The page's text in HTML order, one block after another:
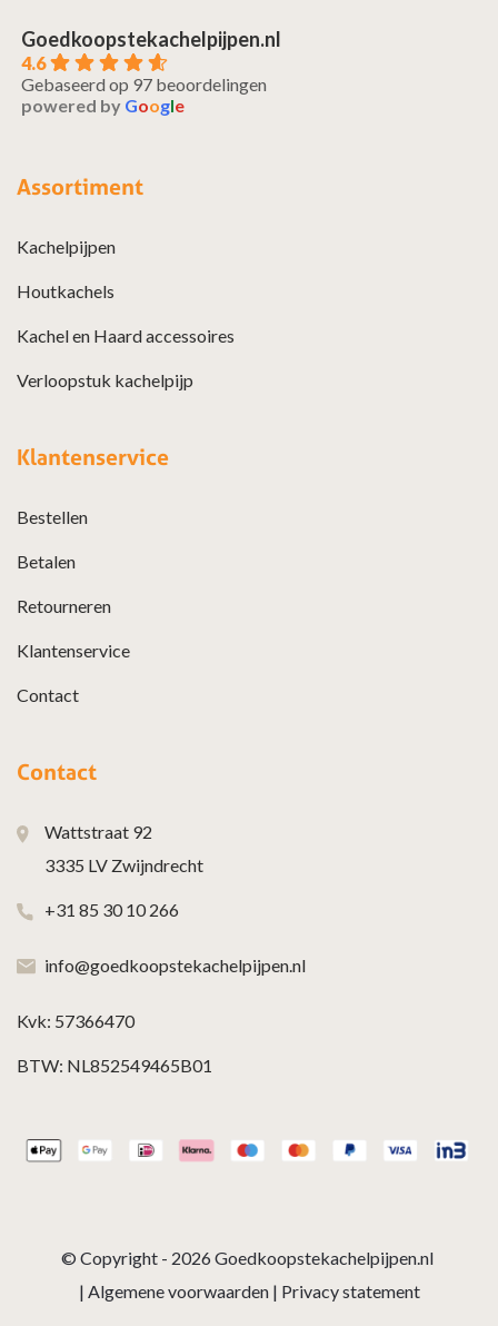
Goedkoopstekachelpijpen.nl
4.6
Gebaseerd op 97 beoordelingen
powered by Google
Assortiment
Kachelpijpen
Houtkachels
Kachel en Haard accessoires
Verloopstuk kachelpijp
Klantenservice
Bestellen
Betalen
Retourneren
Klantenservice
Contact
Contact
Wattstraat 92
3335 LV Zwijndrecht
+31 85 30 10 266
info@goedkoopstekachelpijpen.nl
Kvk: 57366470
BTW: NL852549465B01
© Copyright - 2026 Goedkoopstekachelpijpen.nl
| Algemene voorwaarden| Privacy statement